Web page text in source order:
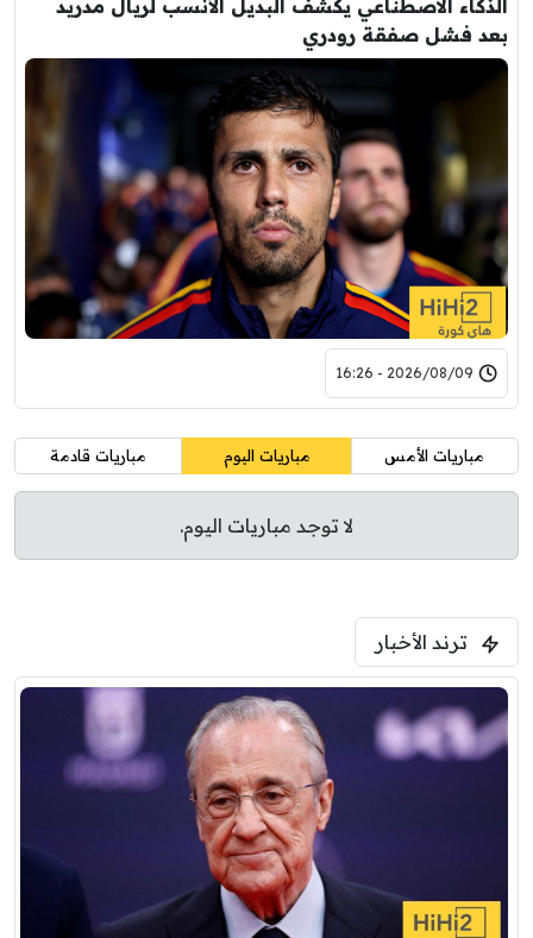
الذكاء الاصطناعي يكشف البديل الأنسب لريال مدريد
بعد فشل صفقة رودري
2026/08/09 - 16:26
مباريات الأمس مباريات اليوم مباريات قادمة
لا توجد مباريات اليوم.
ترند الأخبار